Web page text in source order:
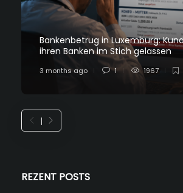
Bankenbetrug in Luxemburg:
ihren Banken im Stich gelassen
3 months ago 1 1967
REZENT POSTS